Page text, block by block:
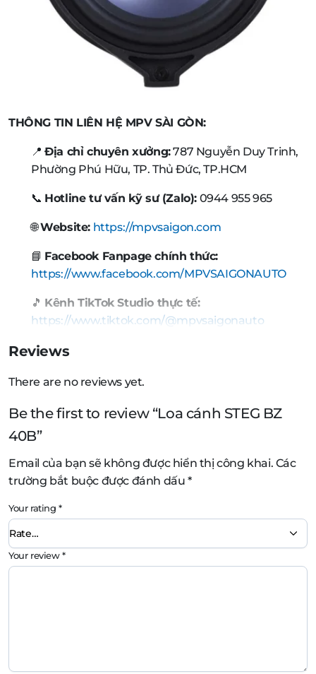
THÔNG TIN LIÊN HỆ MPV SÀI GÒN:
📍Địa chỉ chuyên xưởng:787 Nguyễn Duy Trinh,
Phường Phú Hữu, TP. Thủ Đức, TP.HCM
📞 Hotline tư vấn kỹ sư (Zalo): 0944 955 965
🌐Website: https://mpvsaigon.com
📘 Facebook Fanpage chính thức:
https://www.facebook.com/MPVSAIGONAUTO
🎵 Kênh TikTok Studio thực tế:
https://www.tiktok.com/@mpvsaigonauto
Reviews
There are no reviews yet.
Be the first to review “Loa cánh STEG BZ
40B”
Email của bạn sẽ không được hiển thị công khai. Các
trường bắt buộc được đánh dấu*
Your rating*
Your review*